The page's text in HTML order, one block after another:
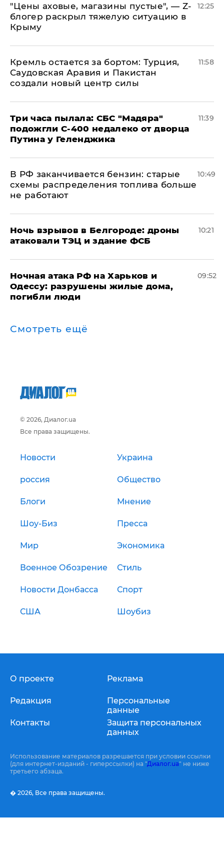
​"Цены аховые, магазины пустые", — Z-
блогер раскрыл тяжелую ситуацию в
Крыму
12:25
​Кремль остается за бортом: Турция,
Саудовская Аравия и Пакистан
создали новый центр силы
11:58
Три часа пылала: СБС "Мадяра"
подожгли С-400 недалеко от дворца
Путина у Геленджика
11:39
​В РФ заканчивается бензин: старые
схемы распределения топлива больше
не работают
10:49
​Ночь взрывов в Белгороде: дроны
атаковали ТЭЦ и здание ФСБ
10:21
​Ночная атака РФ на Харьков и
Одессу: разрушены жилые дома,
погибли люди
09:52
Смотреть ещё
© 2026, Диалог.ua
Все права защищены.
Новости Украина
россия Общество
Блоги Мнение
Шоу-Биз Пресса
Мир Экономика
Военное Обозрение Стиль
Новости Донбасса Спорт
США Шоубиз
О проекте
Редакция
Контакты
Реклама
Персональные
данные
Защита персональных
данных
Использование материалов разрешается при условии ссылки
(для интернет-изданий - гиперссылки) на "Диалог.ua" не ниже
третьего абзаца.
� 2026, Все права защищены.